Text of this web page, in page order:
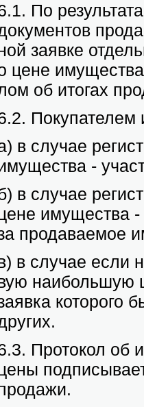
По
за­яв­ке
цене
об ито­гах
По­ку­па­те­лем
в слу­чае
-
в слу­чае
иму­ще­ства
про­да­ва­е­мое
в слу­чае ес­ли
наи­боль­шую
ко­то­ро­го
Про­то­кол об